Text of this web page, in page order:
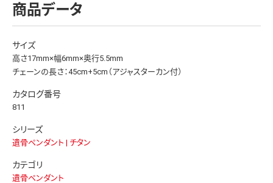
商品データ
サイズ
高さ17mm×幅6mm×奥行5.5mm
チェーンの長さ：45cm+5cm（アジャスターカン付）
カタログ番号
811
シリーズ
遺骨ペンダント | チタン
カテゴリ
遺骨ペンダント